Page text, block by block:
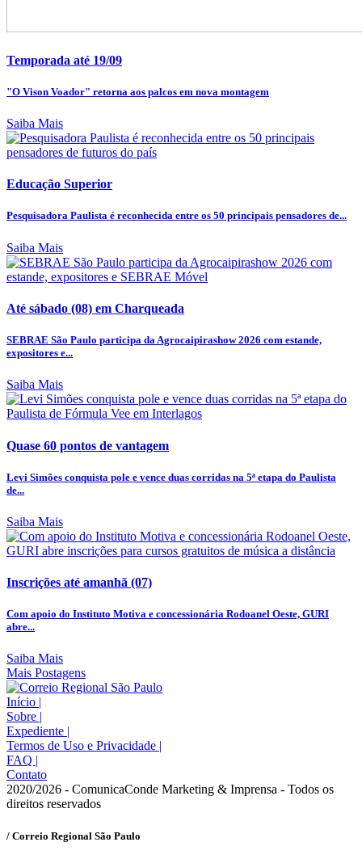
Temporada até 19/09
"O Vison Voador" retorna aos palcos em nova montagem
Saiba Mais
Educação Superior
Pesquisadora Paulista é reconhecida entre os 50 principais pensadores de...
Saiba Mais
Até sábado (08) em Charqueada
SEBRAE São Paulo participa da Agrocaipirashow 2026 com estande,
expositores e...
Saiba Mais
Quase 60 pontos de vantagem
Levi Simões conquista pole e vence duas corridas na 5ª etapa do Paulista
de...
Saiba Mais
Inscrições até amanhã (07)
Com apoio do Instituto Motiva e concessionária Rodoanel Oeste, GURI
abre...
Saiba Mais
Mais Postagens
Início
Sobre
Expediente
Termos de Uso e Privacidade
FAQ
Contato
2020/2026 - ComunicaConde Marketing & Imprensa - Todos os
direitos reservados
/ Correio Regional São Paulo